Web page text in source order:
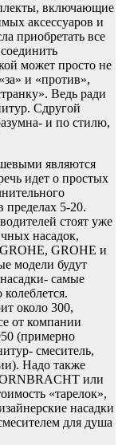
включающие
аксессуаров и
приобретать все
может просто не
и «против»,
Ведь ради
Сдругой
и по стилю,
являются
идет о простых
пределах 5-20.
стоят уже
насадок,
GROHE и
модели будут
самые
около 300,
от компании
(примерно
смеситель,
Надо также
или
«тарелок»,
насадки
для душа